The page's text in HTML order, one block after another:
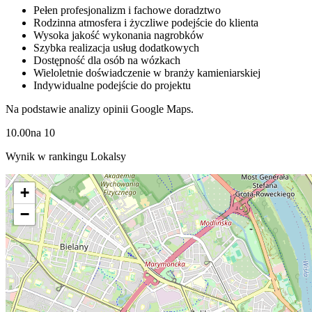
Pełen profesjonalizm i fachowe doradztwo
Rodzinna atmosfera i życzliwe podejście do klienta
Wysoka jakość wykonania nagrobków
Szybka realizacja usług dodatkowych
Dostępność dla osób na wózkach
Wieloletnie doświadczenie w branży kamieniarskiej
Indywidualne podejście do projektu
Na podstawie analizy opinii Google Maps.
10.00na 10
Wynik w rankingu Lokalsy
+
−